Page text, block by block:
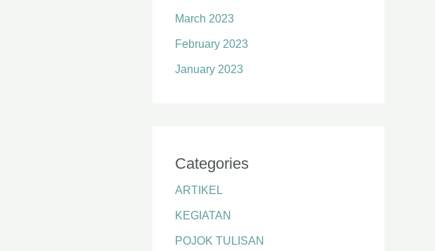
March 2023
February 2023
January 2023
Categories
ARTIKEL
KEGIATAN
POJOK TULISAN